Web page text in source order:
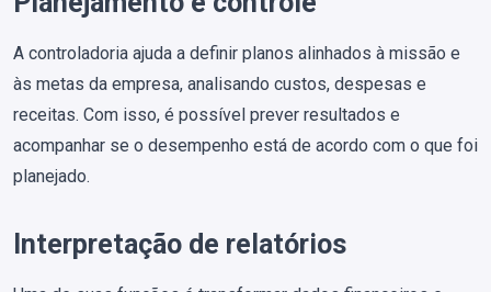
A controladoria ajuda a definir planos alinhados à missão e
às metas da empresa, analisando custos, despesas e
receitas. Com isso, é possível prever resultados e
acompanhar se o desempenho está de acordo com o que foi
planejado.
Interpretação de relatórios